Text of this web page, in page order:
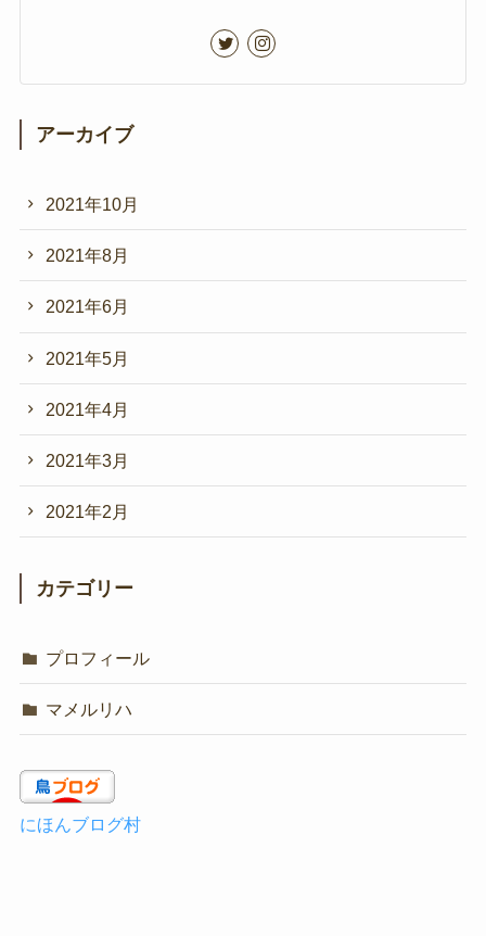
アーカイブ
2021年10月
2021年8月
2021年6月
2021年5月
2021年4月
2021年3月
2021年2月
カテゴリー
プロフィール
マメルリハ
にほんブログ村